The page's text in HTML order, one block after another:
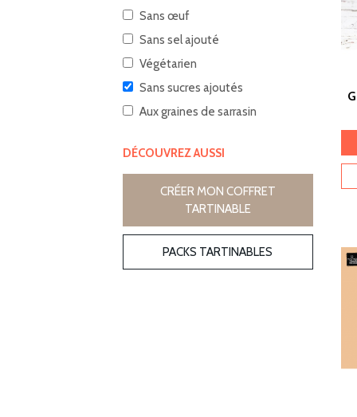
Sans œuf
Sans sel ajouté
Végétarien
Sans sucres ajoutés
Aux graines de sarrasin
DÉCOUVREZ AUSSI
CRÉER MON COFFRET
TARTINABLE
PACKS TARTINABLES